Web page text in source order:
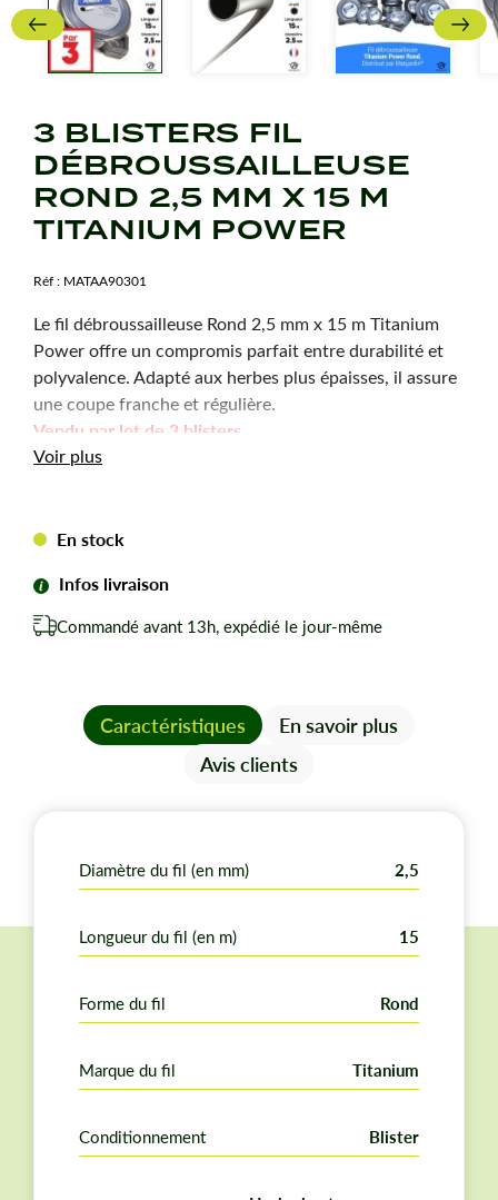
3 BLISTERS FIL
DÉBROUSSAILLEUSE
ROND 2,5 MM X 15 M
TITANIUM POWER
Réf : MATAA90301
Le fil débroussailleuse Rond 2,5 mm x 15 m Titanium
Power offre un compromis parfait entre durabilité et
polyvalence. Adapté aux herbes plus épaisses, il assure
une coupe franche et régulière.
Vendu par lot de 3 blisters
Made in France
Caractéristiques
techniques
Forme :Rond
Conditionnement :3 blisters
Utilisation :Herbe haute, Végétation sèche, Sous
Sa conception robuste assure une alimentation
excellente résistance à l'abrasion pour les travaux
Fabriqué à partir de polymères de haute qualité, ce
fil conserve sa souplesse et sa résistance mécanique
Ce conditionnement est parfaitement adapté pour
compromis entre encombrement et autonomie de
travail.
Voir plus
En stock
Infos livraison
Commandé avant 13h, expédié le jour-même
Caractéristiques
En savoir plus
Avis clients
Diamètre du fil (en mm) 2,5
Longueur du fil (en m) 15
Forme du fil Rond
Marque du fil Titanium
Conditionnement Blister